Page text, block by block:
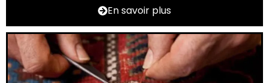
En savoir plus